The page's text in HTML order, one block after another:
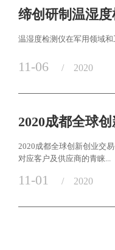
缔创研制温湿
温湿度检测仪在军用领域
11-06 / 2020
2020成都全球
2020成都全球创新创业交
对应客户及供应商的青睐...
11-01 / 2020